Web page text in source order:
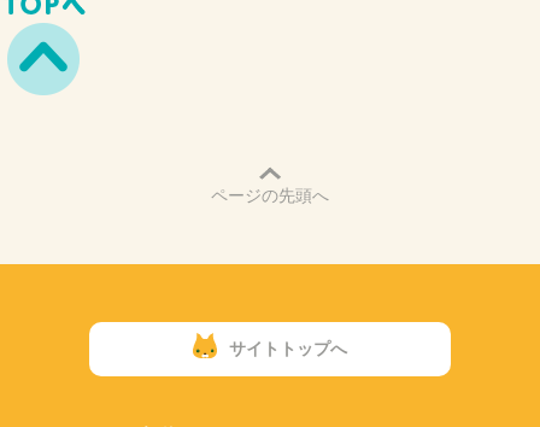
ページの先頭へ
サイトトップへ